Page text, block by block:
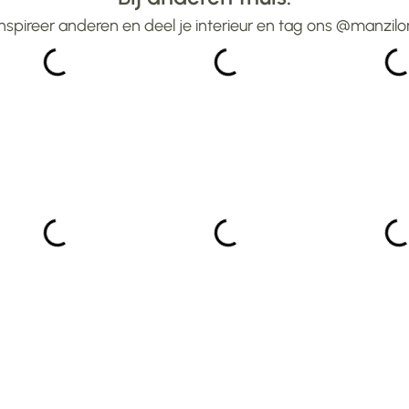
aangegeven aantal
weken.Heel blij mee ...
anderen en deel je interieur en tag ons